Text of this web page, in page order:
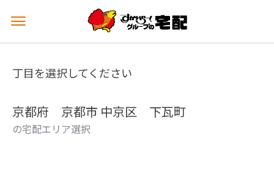
メ
ュ
を
丁目を選択してください
京都府 京都市 中京区 下瓦町
の宅配エリア選択